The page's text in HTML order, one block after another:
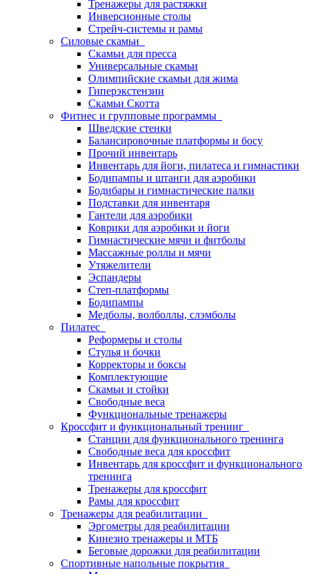
Тренажеры для растяжки
Инверсионные столы
Стрейч-системы и рамы
Силовые скамьи
Скамьи для пресса
Универсальные скамьи
Олимпийские скамьи для жима
Гиперэкстензии
Скамьи Скотта
Фитнес и групповые программы
Шведские стенки
Балансировочные платформы и босу
Прочий инвентарь
Инвентарь для йоги, пилатеса и гимнастики
Бодипампы и штанги для аэробики
Бодибары и гимнастические палки
Подставки для инвентаря
Гантели для аэробики
Коврики для аэробики и йоги
Гимнастические мячи и фитболы
Массажные роллы и мячи
Утяжелители
Эспандеры
Степ-платформы
Бодипампы
Медболы, волболлы, слэмболы
Пилатес
Реформеры и столы
Стулья и бочки
Корректоры и боксы
Комплектующие
Скамьи и стойки
Свободные веса
Функциональные тренажеры
Кроссфит и функциональный тренинг
Станции для функционального тренинга
Свободные веса для кроссфит
Инвентарь для кроссфит и функционального
тренинга
Тренажеры для кроссфит
Рамы для кроссфит
Тренажеры для реабилитации
Эргометры для реабилитации
Кинезио тренажеры и МТБ
Беговые дорожки для реабилитации
Спортивные напольные покрытия